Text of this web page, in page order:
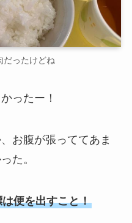
だったけどね
ったー！
お腹が張っててあま
た。
便を出すこと！